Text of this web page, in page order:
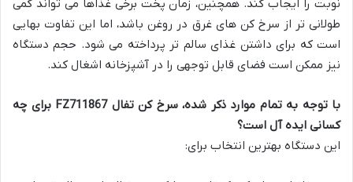
نوبت را ایجاب کند. همچنین، زمان پخت برخی غذاها می تواند کمی
طولانی تر از سرخ کن های غرق در روغن باشد، اما این تفاوت بهایی
است که برای داشتن غذای سالم تر پرداخته می شود. حجم دستگاه
نیز ممکن است فضای قابل توجهی را در آشپزخانه اشغال کند.
با توجه به تمام موارد ذکر شده، سرخ کن تفال FZ711867 برای چه
کسانی ایده آل است؟
این دستگاه بهترین انتخاب برای: